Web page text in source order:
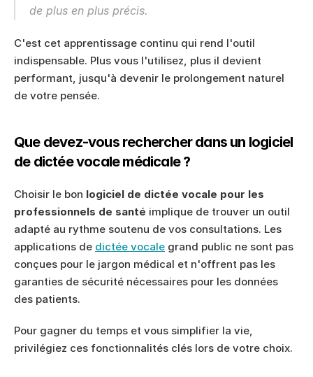
de plus en plus précis.
C'est cet apprentissage continu qui rend l'outil
indispensable. Plus vous l'utilisez, plus il devient
performant, jusqu'à devenir le prolongement naturel
de votre pensée.
Que devez-vous rechercher dans un logiciel
de dictée vocale médicale ?
Choisir le bon logiciel de dictée vocale pour les
professionnels de santé implique de trouver un outil
adapté au rythme soutenu de vos consultations. Les
applications de dictée vocale grand public ne sont pas
conçues pour le jargon médical et n'offrent pas les
garanties de sécurité nécessaires pour les données
des patients.
Pour gagner du temps et vous simplifier la vie,
privilégiez ces fonctionnalités clés lors de votre choix.